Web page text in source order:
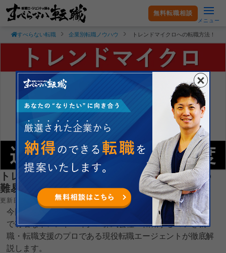
無料転職相談
メニュー
すべらない転職 企業別転職ノウハウ トレンドマイクロへの転職方法！中
トレンドマイクロへの転職方法！中途採用の
難易度や評判口コミを徹底解説！
更新日：2023.03.29
今回は総合セキュリティ対策ソフト「ウイルスバスター」
で有名なトレンドマイクロ株式会社へ転職するコツを就
職・転職支援のプロである現役転職エージェントが徹底解
説します。